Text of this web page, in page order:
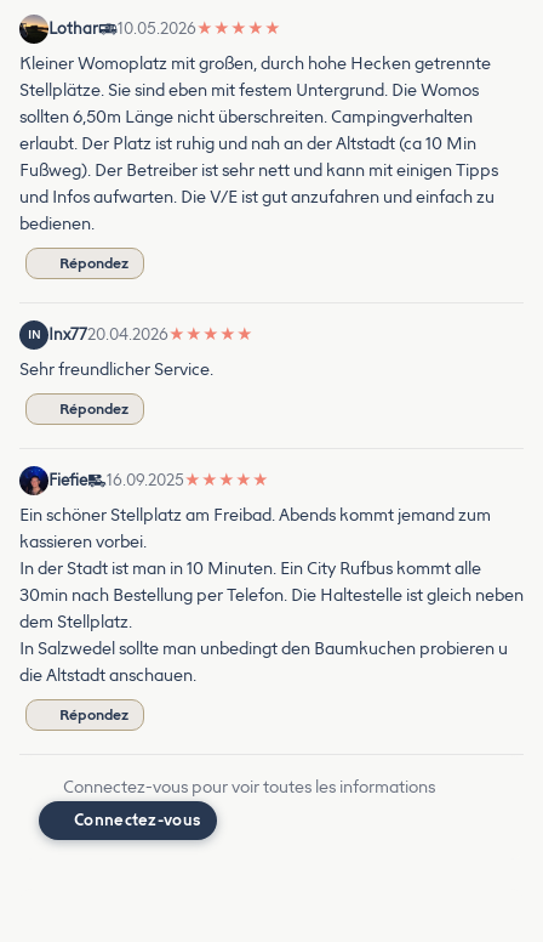
Lothar 10.05.2026★ ★ ★ ★ ★
Kleiner Womoplatz mit großen, durch hohe Hecken getrennte
Stellplätze. Sie sind eben mit festem Untergrund. Die Womos
sollten 6,50m Länge nicht überschreiten. Campingverhalten
erlaubt. Der Platz ist ruhig und nah an der Altstadt (ca 10 Min
Fußweg). Der Betreiber ist sehr nett und kann mit einigen Tipps
und Infos aufwarten. Die V/E ist gut anzufahren und einfach zu
bedienen.
Répondez
IN Inx7720.04.2026★ ★ ★ ★ ★
Sehr freundlicher Service.
Répondez
Fiefie 16.09.2025★ ★ ★ ★ ★
Ein schöner Stellplatz am Freibad. Abends kommt jemand zum
kassieren vorbei.
In der Stadt ist man in 10 Minuten. Ein City Rufbus kommt alle
30min nach Bestellung per Telefon. Die Haltestelle ist gleich neben
dem Stellplatz.
In Salzwedel sollte man unbedingt den Baumkuchen probieren u
die Altstadt anschauen.
Répondez
Connectez-vous pour voir toutes les informations
Connectez-vous